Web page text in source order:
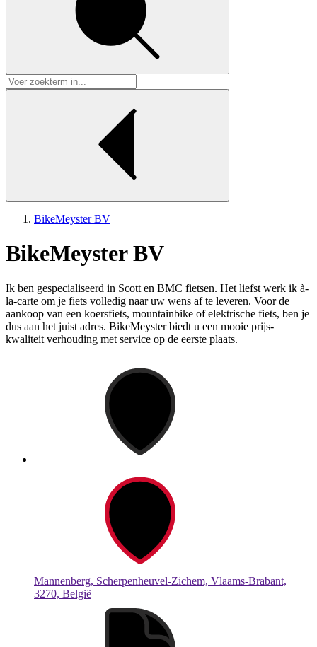
BikeMeyster BV
BikeMeyster BV
Ik ben gespecialiseerd in Scott en BMC fietsen. Het liefst werk ik à-
la-carte om je fiets volledig naar uw wens af te leveren. Voor de
aankoop van een koersfiets, mountainbike of elektrische fiets, ben je
dus aan het juist adres. BikeMeyster biedt u een mooie prijs-
kwaliteit verhouding met service op de eerste plaats.
Mannenberg, Scherpenheuvel-Zichem, Vlaams-Brabant,
3270, België